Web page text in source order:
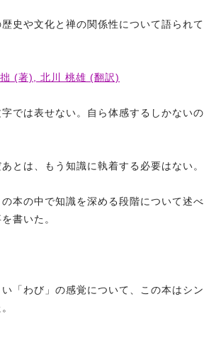
史や文化と禅の関係性について語られて
(著), 北川 桃雄 (翻訳)
では表せない。自ら体感するしかないの
とは、もう知識に執着する必要はない。
本の中で知識を深める段階について述べ
書いた。
「わび」の感覚について、この本はシン